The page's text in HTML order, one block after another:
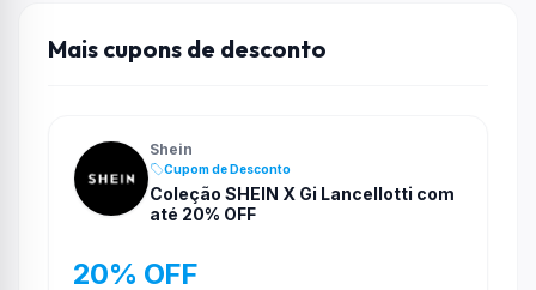
Mais cupons de desconto
Shein
Cupom de Desconto
Coleção SHEIN X Gi Lancellotti com
até 20% OFF
20% OFF